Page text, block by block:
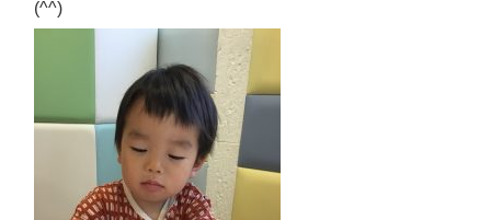
(^^)